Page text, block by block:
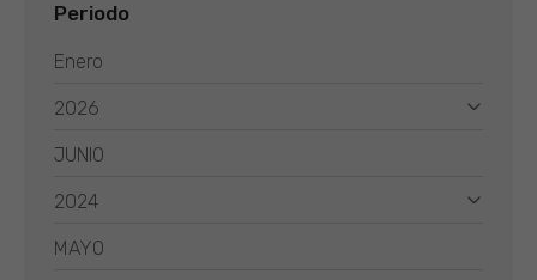
Periodo
Enero
2026
JUNIO
2024
MAYO